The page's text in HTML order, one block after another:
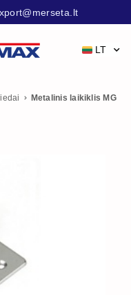
LT
Metalinis laikiklis MG